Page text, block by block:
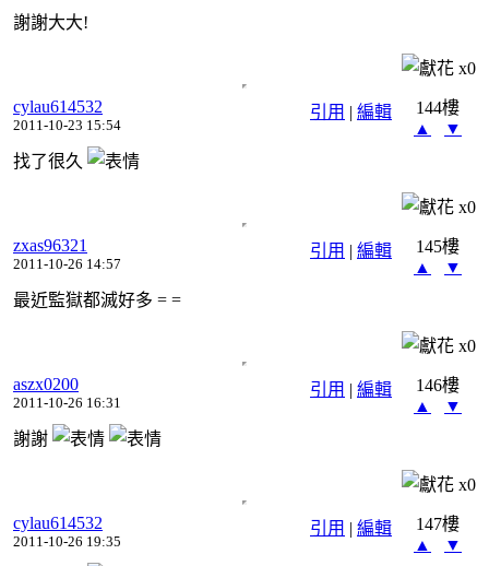
謝謝大大!
x0
引用 | 編輯
cylau614532
2011-10-23 15:54
144樓
▲
▼
找了很久
x0
引用 | 編輯
zxas96321
2011-10-26 14:57
145樓
▲
▼
最近監獄都滅好多 = =
x0
引用 | 編輯
aszx0200
2011-10-26 16:31
146樓
▲
▼
謝謝
x0
引用 | 編輯
cylau614532
2011-10-26 19:35
147樓
▲
▼